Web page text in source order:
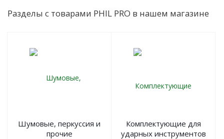
Разделы с товарами PHIL PRO в нашем магазине
Шумовые, перкуссия и
прочие
Комплектующие для
ударных инструментов